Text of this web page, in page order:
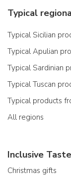
Typical
Typical Sicilian
Typical Apulian
Typical Sardinian
Typical Tuscan
Typical products
All regions
Inclusive Taste
Christmas gifts